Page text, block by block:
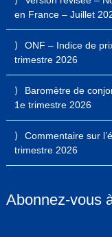
en France – Juillet
ONF – Indice de
trimestre 2026
Baromètre de
1e trimestre 2026
Commentaire sur
trimestre 2026
Abonnez-vous